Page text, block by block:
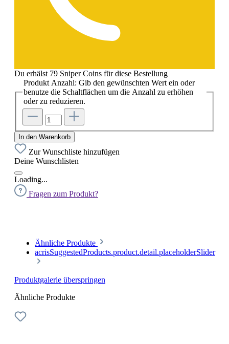
Du erhälst 79 Sniper Coins für diese Bestellung
Produkt Anzahl: Gib den gewünschten Wert ein oder
benutze die Schaltflächen um die Anzahl zu erhöhen
oder zu reduzieren.
In den Warenkorb
Zur Wunschliste hinzufügen
Deine Wunschlisten
Loading...
Fragen zum Produkt?
Ähnliche Produkte
acrisSuggestedProducts.product.detail.placeholderSlider
Produktgalerie überspringen
Ähnliche Produkte